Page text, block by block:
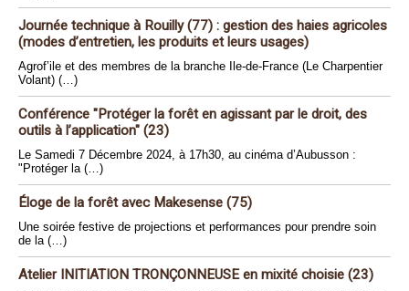
Journée technique à Rouilly (77) : gestion des haies agricoles
(modes d’entretien, les produits et leurs usages)
Agrof’ile et des membres de la branche Ile-de-France (Le Charpentier
Volant) (…)
Conférence "Protéger la forêt en agissant par le droit, des
outils à l’application" (23)
Le Samedi 7 Décembre 2024, à 17h30, au cinéma d’Aubusson :
"Protéger la (…)
Éloge de la forêt avec Makesense (75)
Une soirée festive de projections et performances pour prendre soin
de la (…)
Atelier INITIATION TRONÇONNEUSE en mixité choisie (23)